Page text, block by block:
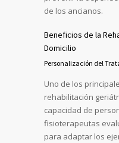
de los ancianos.
Beneficios de la
Domicilio
Personalización del
Uno de los
rehabilitación
capacidad de
fisioterapeutas
para adaptar los